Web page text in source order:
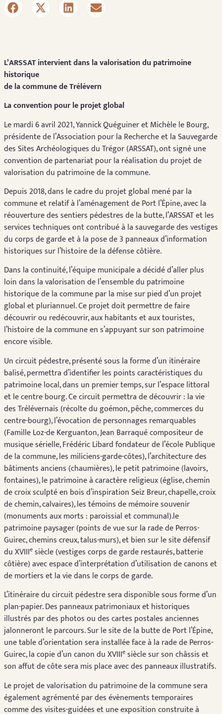
L’ARSSAT intervient dans la valorisation du patrimoine
historique
de la commune de Trélévern
La convention pour le projet global
Le mardi 6 avril 2021, Yannick Quéguiner et Michèle le Bourg,
présidente de l’Association pour la Recherche et la Sauvegarde
des Sites Archéologiques du Trégor (ARSSAT), ont signé une
convention de partenariat pour la réalisation du projet de
valorisation du patrimoine de la commune.
Depuis 2018, dans le cadre du projet global mené par la
commune et relatif à l’aménagement de Port l’Épine, avec la
réouverture des sentiers pédestres de la butte, l’ARSSAT et les
services techniques ont contribué à la sauvegarde des vestiges
du corps de garde et à la pose de 3 panneaux d’information
historiques sur l’histoire de la défense côtière.
Dans la continuité, l’équipe municipale a décidé d’aller plus
loin dans la valorisation de l’ensemble du patrimoine
historique de la commune par la mise sur pied d’un projet
global et pluriannuel. Ce projet doit permettre de faire
découvrir ou redécouvrir, aux habitants et aux touristes,
l’histoire de la commune en s’appuyant sur son patrimoine
encore visible.
Un circuit pédestre, présenté sous la forme d’un itinéraire
balisé, permettra d’identifier les points caractéristiques du
patrimoine local, dans un premier temps, sur l’espace littoral
et le centre bourg. Ce circuit permettra de découvrir : la vie
des Trélévernais (récolte du goémon, pêche, commerces du
centre-bourg), l’évocation de personnages remarquables
(Famille Loz-de Kerguanton, Jean Barraqué compositeur de
musique sérielle, Frédéric Libard fondateur de l’école Publique
de la commune, les miliciens-garde-côtes), l’architecture des
bâtiments anciens (chaumières), le petit patrimoine (lavoirs,
fontaines), le patrimoine à caractère religieux (église, chemin
de croix sculpté en bois d’inspiration Seiz Breur, chapelle, croix
de chemin, calvaires), les témoins de mémoire souvenir
(monuments aux morts : paroissial et communal).le
patrimoine paysager (points de vue sur la rade de Perros-
Guirec, chemins creux, talus-murs), et bien sur le site défensif
du XVIIIe siècle (vestiges corps de garde restaurés, batterie
côtière) avec espace d’interprétation d’utilisation de canons et
de mortiers et la vie dans le corps de garde.
L’itinéraire du circuit pédestre sera disponible sous forme d’un
plan-papier. Des panneaux patrimoniaux et historiques
illustrés par des photos ou des cartes postales anciennes
jalonneront le parcours. Sur le site de la butte de Port l’Épine,
une table d’orientation sera installée face à la rade de Perros-
Guirec, la copie d’un canon du XVIIIe siècle sur son châssis et
son affut de côte sera mis place avec des panneaux illustratifs.
Le projet de valorisation du patrimoine de la commune sera
également agrémenté par des évènements temporaires
comme des visites-guidées et une exposition construite à